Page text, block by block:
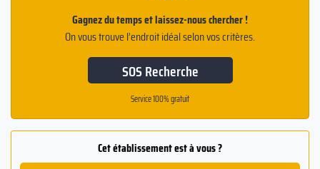
Gagnez du temps et laissez-nous chercher !
On vous trouve l’endroit idéal selon vos critères.
SOS Recherche
Service 100% gratuit
Cet établissement est à vous ?